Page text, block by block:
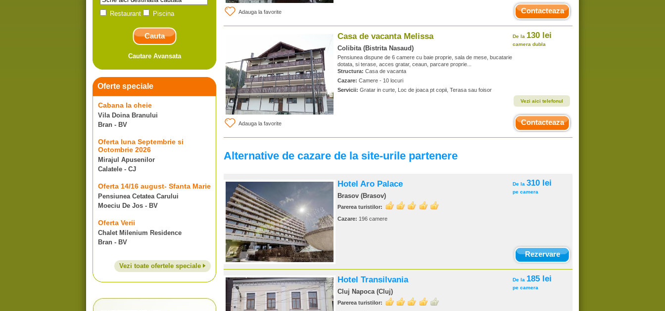
Restaurant Piscina
Cautare Avansata
Oferte speciale
Cabana la cheie
Vila Doina Branului
Bran - BV
Oferta luna Septembrie si
Octombrie 2026
Mirajul Apusenilor
Calatele - CJ
Oferta 14/16 august- Sfanta Marie
Pensiunea Cetatea Carului
Moeciu De Jos - BV
Oferta Verii
Chalet Milenium Residence
Bran - BV
Vezi toate ofertele speciale
Adauga la favorite Contacteaza
Adauga la favorite
Casa de vacanta Melissa
Colibita (Bistrita Nasaud)
Pensiunea dispune de 6 camere cu baie proprie, sala de mese, bucatarie
dotata, si terase, acces gratar, ceaun, parcare proprie...
Structura: Casa de vacanta
Cazare: Camere - 10 locuri
Servicii: Gratar in curte, Loc de joaca pt copii, Terasa sau foisor
De la 130 lei
camera dubla
Vezi aici telefonul
Contacteaza
Alternative de cazare de la site-urile partenere
Hotel Aro Palace
Brasov (Brasov)
Parerea turistilor:
Cazare: 196 camere
De la 310 lei
pe camera
Rezervare
Hotel Transilvania
Cluj Napoca (Cluj)
Parerea turistilor:
De la 185 lei
pe camera